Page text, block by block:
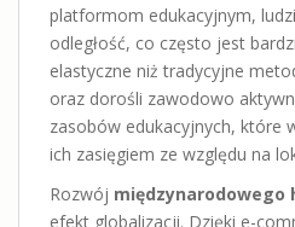
platformom edukacyjnym,
odległość, co często jest
elastyczne niż tradycyjne
oraz dorośli zawodowo
zasobów edukacyjnych, które
ich zasięgiem ze względu na
Rozwój międzynarodowego
efekt globalizacji. Dzięki e-